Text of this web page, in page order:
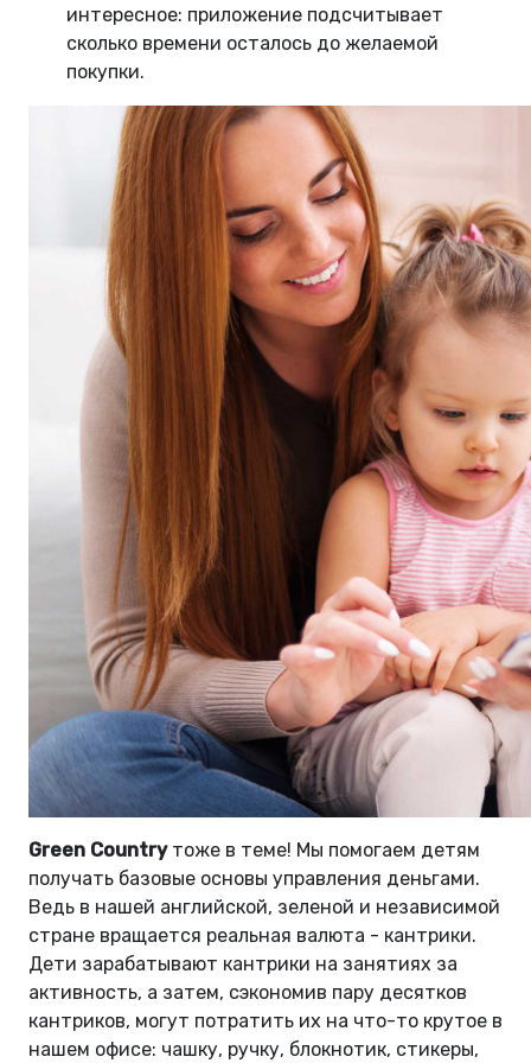
интересное: приложение подсчитывает
сколько времени осталось до желаемой
покупки.
Green Country тоже в теме! Мы помогаем детям
получать базовые основы управления деньгами.
Ведь в нашей английской, зеленой и независимой
стране вращается реальная валюта - кантрики.
Дети зарабатывают кантрики на занятиях за
активность, а затем, сэкономив пару десятков
кантриков, могут потратить их на что-то крутое в
нашем офисе: чашку, ручку, блокнотик, стикеры,